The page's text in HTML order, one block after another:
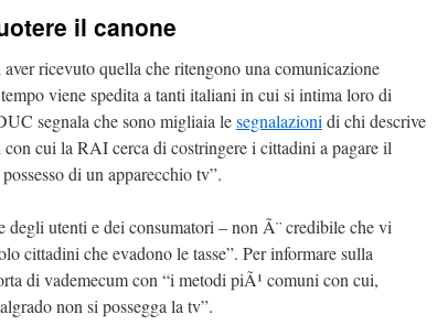
il canone
ricevuto quella che ritengono una comunicazione
viene spedita a tanti italiani in cui si intima loro di
segnala che sono migliaia lesegnalazioni di chi descrive
cui la RAI cerca di costringere i cittadini a pagare il
di un apparecchio tv”.
degli utenti e dei consumatori – non Ã¨ credibile che vi
cittadini che evadono le tasse”. Per informare sulla
di vademecum con “i metodi piÃ¹ comuni con cui,
non si possegga la tv”.